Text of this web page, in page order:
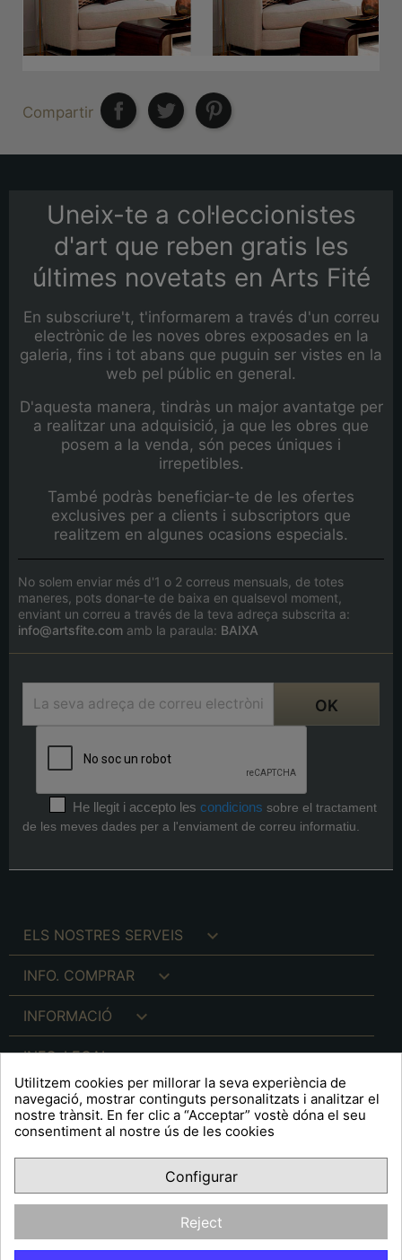
Compartir
Uneix-te a col·leccionistes
d'art que reben gratis les
últimes novetats en Arts Fité
En subscriure't, t'informarem a través d'un correu
electrònic de les noves obres exposades en la
galeria, fins i tot abans que puguin ser vistes en la
web pel públic en general.
D'aquesta manera, tindràs un major avantatge per
a realitzar una adquisició, ja que les obres que
posem a la venda, són peces úniques i
irrepetibles.
També podràs beneficiar-te de les ofertes
exclusives per a clients i subscriptors que
realitzem en algunes ocasions especials.
No solem enviar més d'1 o 2 correus mensuals, de totes
maneres, pots donar-te de baixa en qualsevol moment,
enviant un correu a través de la teva adreça subscrita a:
info@artsfite.com amb la paraula: BAIXA
He llegit i accepto les condicions sobre el tractament
de les meves dades per a l'enviament de correu informatiu.
ELS NOSTRES SERVEIS 
INFO. COMPRAR 
INFORMACIÓ 
INFO. LEGAL 
A R T S F I T É
FacebookYouTubePinterest
OPINIONS CLIENTS
Utilitzem cookies per millorar la seva experiència de
navegació, mostrar continguts personalitzats i analitzar el
nostre trànsit. En fer clic a “Acceptar” vostè dóna el seu
consentiment al nostre ús de les cookies
Configurar
Reject